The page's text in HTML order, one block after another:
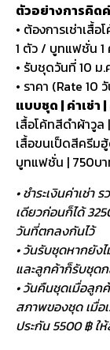
ตัวอย่างการคิด
• ต้องการเช่าเสื้
1 ตัว / บูทแฟชั่น 1
• รับชุดวันที่ 10 ม
• ราคา (Rate 10
แบบชุด | ค่าเช่า
เสื้อโค้ทสีดำผ้าวู
เสื้อขนเป็ดสีครีม
บูทแฟชั่น | 750บา
• ชำระเงินค่าเช่า
เดียวก่อนก็ได้
วันที่ตกลงกันไว้
• วันรับชุดหากยัง
และลูกค้าก็รับชุดก
• วันคืนชุดเมื่อลูก
สภาพของชุด เมื่อ
ประกัน 5500 ฿ ใ